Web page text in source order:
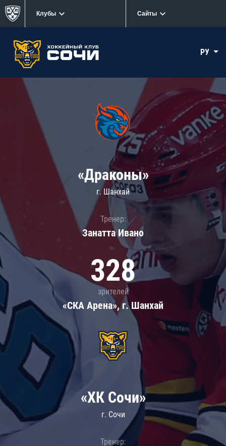
Клубы Сайты
РУ
«Драконы»
г. Шанхай
Тренер:
Занатта Иванo
328
зрителей
«СКА Арена», г. Шанхай
«ХК Сочи»
г. Сочи
Тренер: